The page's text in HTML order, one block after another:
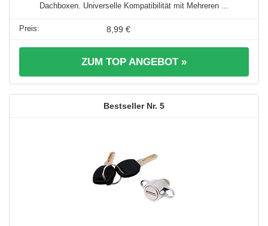
Dachboxen. Universelle Kompatibilität mit Mehreren ...
8,99 €
ZUM TOP ANGEBOT »
5